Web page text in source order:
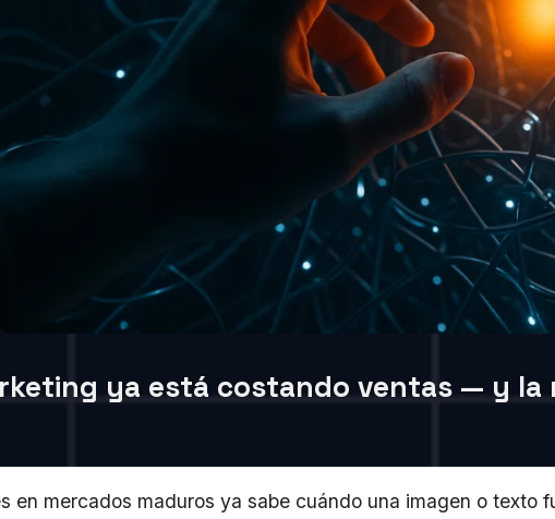
ya está costando ventas — y
en mercados maduros ya sabe cuándo una imagen o